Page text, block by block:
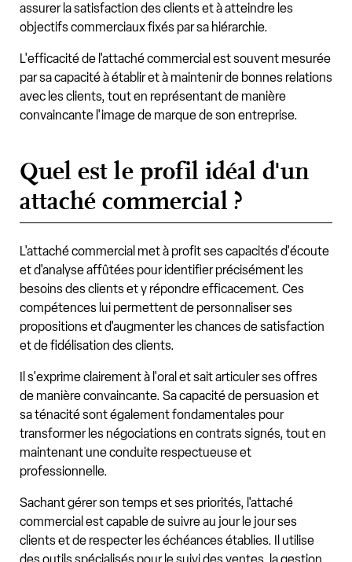
assurer la satisfaction des clients et à atteindre les
objectifs commerciaux fixés par sa hiérarchie.
L'efficacité de l'attaché commercial est souvent mesurée
par sa capacité à établir et à maintenir de bonnes relations
avec les clients, tout en représentant de manière
convaincante l'image de marque de son entreprise.
Quel est le profil idéal d'un
attaché commercial ?
L'attaché commercial met à profit ses capacités d'écoute
et d'analyse affûtées pour identifier précisément les
besoins des clients et y répondre efficacement. Ces
compétences lui permettent de personnaliser ses
propositions et d'augmenter les chances de satisfaction
et de fidélisation des clients.
Il s'exprime clairement à l'oral et sait articuler ses offres
de manière convaincante. Sa capacité de persuasion et
sa ténacité sont également fondamentales pour
transformer les négociations en contrats signés, tout en
maintenant une conduite respectueuse et
professionnelle.
Sachant gérer son temps et ses priorités, l'attaché
commercial est capable de suivre au jour le jour ses
clients et de respecter les échéances établies. Il utilise